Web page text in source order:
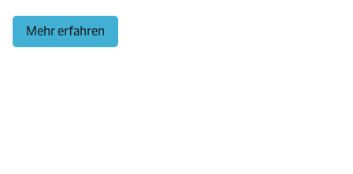
Mehr erfahren